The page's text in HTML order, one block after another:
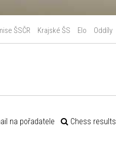
ŠSČR Krajské ŠS Elo Oddíly
na pořadatele Chess results